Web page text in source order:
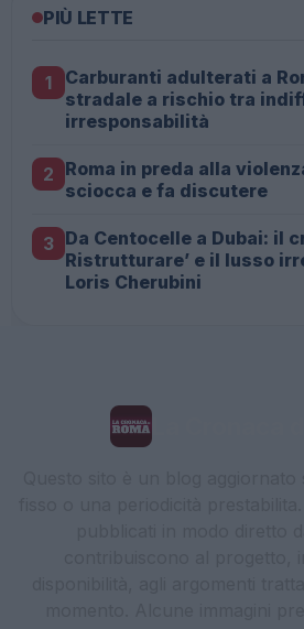
PIÙ LETTE
1
Carburanti adulterati a
stradale a rischio tra
irresponsabilità
2 Roma in preda alla
sciocca e fa discutere
3 Da Centocelle a Dubai: il
Ristrutturare’ e il lusso
Loris Cherubini